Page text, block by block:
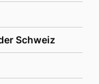
Schweiz